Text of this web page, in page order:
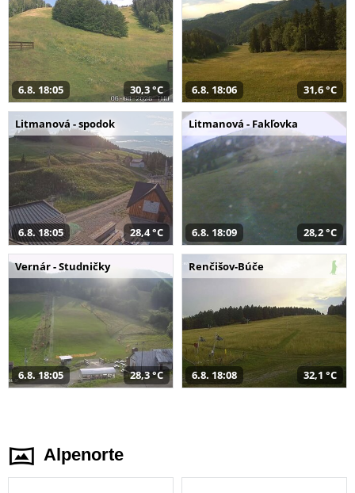
6.8. 18:05 30,3 °C 6.8. 18:06 31,6 °C
Litmanová - spodok
6.8. 18:05 28,4 °C
Litmanová - Fakľovka
6.8. 18:09 28,2 °C
Vernár - Studničky
6.8. 18:05 28,3 °C
Renčišov-Búče
6.8. 18:08 32,1 °C
Alpenorte